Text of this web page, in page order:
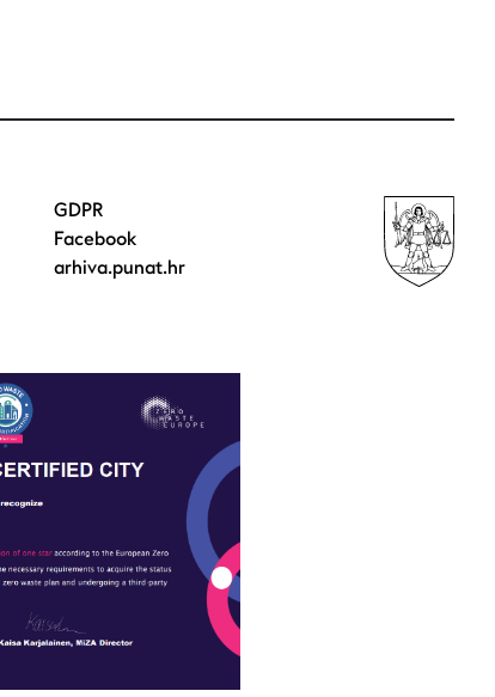
GDPR
Facebook
arhiva.punat.hr